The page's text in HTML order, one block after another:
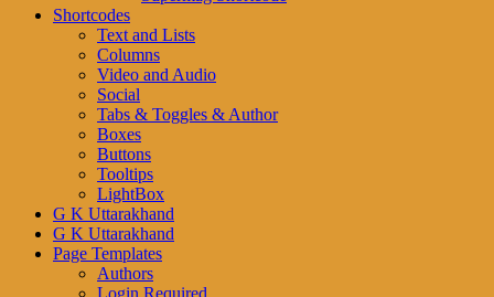
Shortcodes
Text and Lists
Columns
Video and Audio
Social
Tabs & Toggles & Author
Boxes
Buttons
Tooltips
LightBox
G K Uttarakhand
G K Uttarakhand
Page Templates
Authors
Login Required